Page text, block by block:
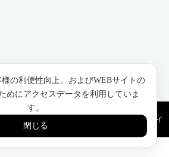
クタローム（NECTAROME）公式｜アルガンオイ
の利便性向上、およびWEBサイトの
めにアクセスデータを利用していま
す。
閉じる